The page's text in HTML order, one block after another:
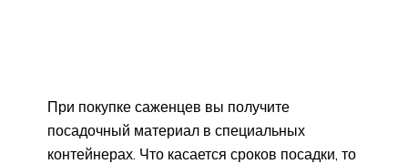
При покупке саженцев вы получите
посадочный материал в специальных
контейнерах. Что касается сроков посадки, то